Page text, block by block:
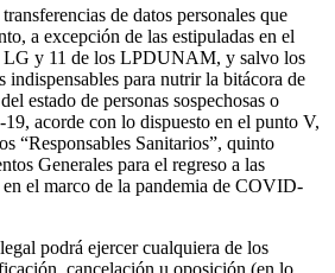
de datos personales que
a excepción de las estipuladas en el
LG y 11 de los LPDUNAM, y salvo los
indispensables para nutrir la bitácora de
estado de personas sospechosas o
acorde con lo dispuesto en el punto V,
“Responsables Sanitarios”, quinto
Generales para el regreso a las
el marco de la pandemia de COVID-
podrá ejercer cualquiera de los